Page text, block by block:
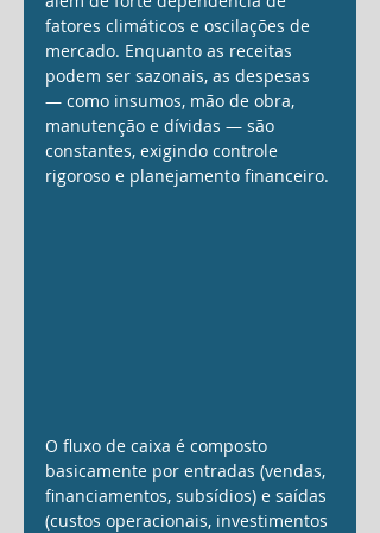
fatores climáticos e oscilações de
mercado. Enquanto as receitas
podem ser sazonais, as despesas
— como insumos, mão de obra,
manutenção e dívidas — são
constantes, exigindo controle
rigoroso e planejamento financeiro.
O fluxo de caixa é composto
basicamente por entradas (vendas,
financiamentos, subsídios) e saídas
(custos operacionais, investimentos